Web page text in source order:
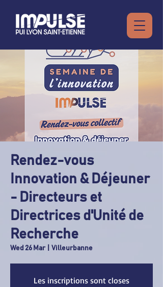
Rendez-vous
Innovation & Déjeuner
- Directeurs et
Directrices d'Unité de
Recherche
Wed 26 Mar
  |
Villeurbanne
Les inscriptions sont closes